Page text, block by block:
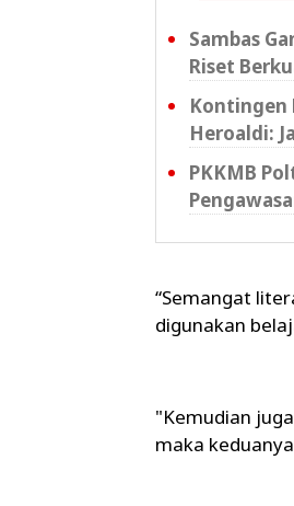
Sambas
Riset
Kontingen
Heroaldi:
PKKMB
“Semangat
digunakan
"Kemudian
maka